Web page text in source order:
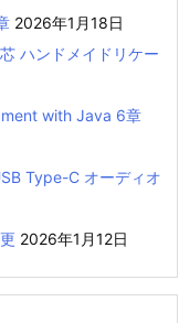
2026年1月18日
ハンドメイドリケー
with Java 6章
Type-C オーディオ
2026年1月12日